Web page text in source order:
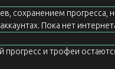
сохранением
Пока нет
прогресс и трофеи